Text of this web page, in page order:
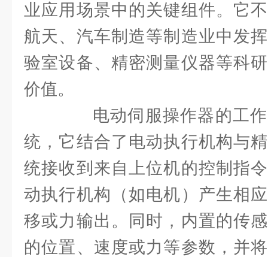
业应用场景中的关键组件。它
航天、汽车制造等制造业中发
验室设备、精密测量仪器等科
价值。
电动伺服操作器的工作
统，它结合了电动执行机构与
统接收到来自上位机的控制指
动执行机构（如电机）产生相
移或力输出。同时，内置的传
的位置、速度或力等参数，并